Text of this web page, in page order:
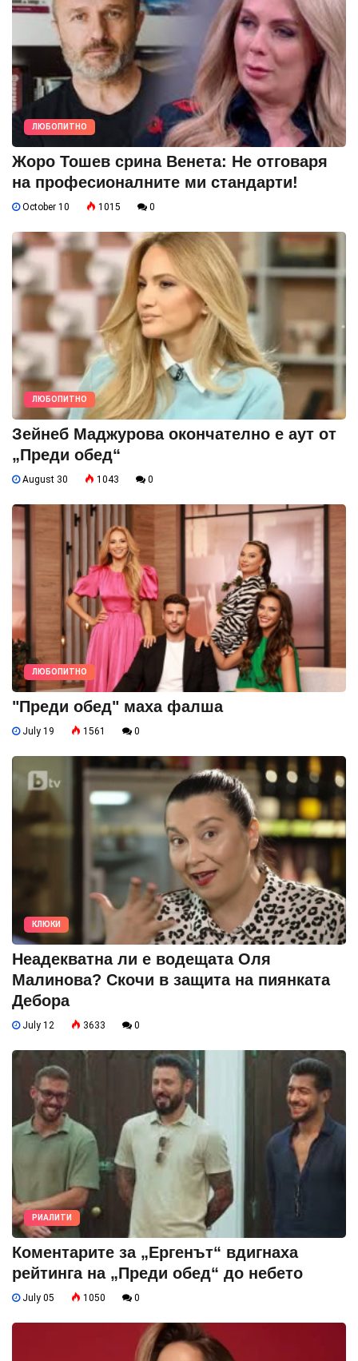
ЛЮБОПИТНО
Жоро Тошев срина Венета: Не отговаря
на професионалните ми стандарти!
October 10 1015 0
ЛЮБОПИТНО
Зейнеб Маджурова окончателно е аут от
„Преди обед“
August 30 1043 0
ЛЮБОПИТНО
"Преди обед" маха фалша
July 19 1561 0
КЛЮКИ
Неадекватна ли е водещата Оля
Малинова? Скочи в защита на пиянката
Дебора
July 12 3633 0
РИАЛИТИ
Коментарите за „Ергенът“ вдигнаха
рейтинга на „Преди обед“ до небето
July 05 1050 0